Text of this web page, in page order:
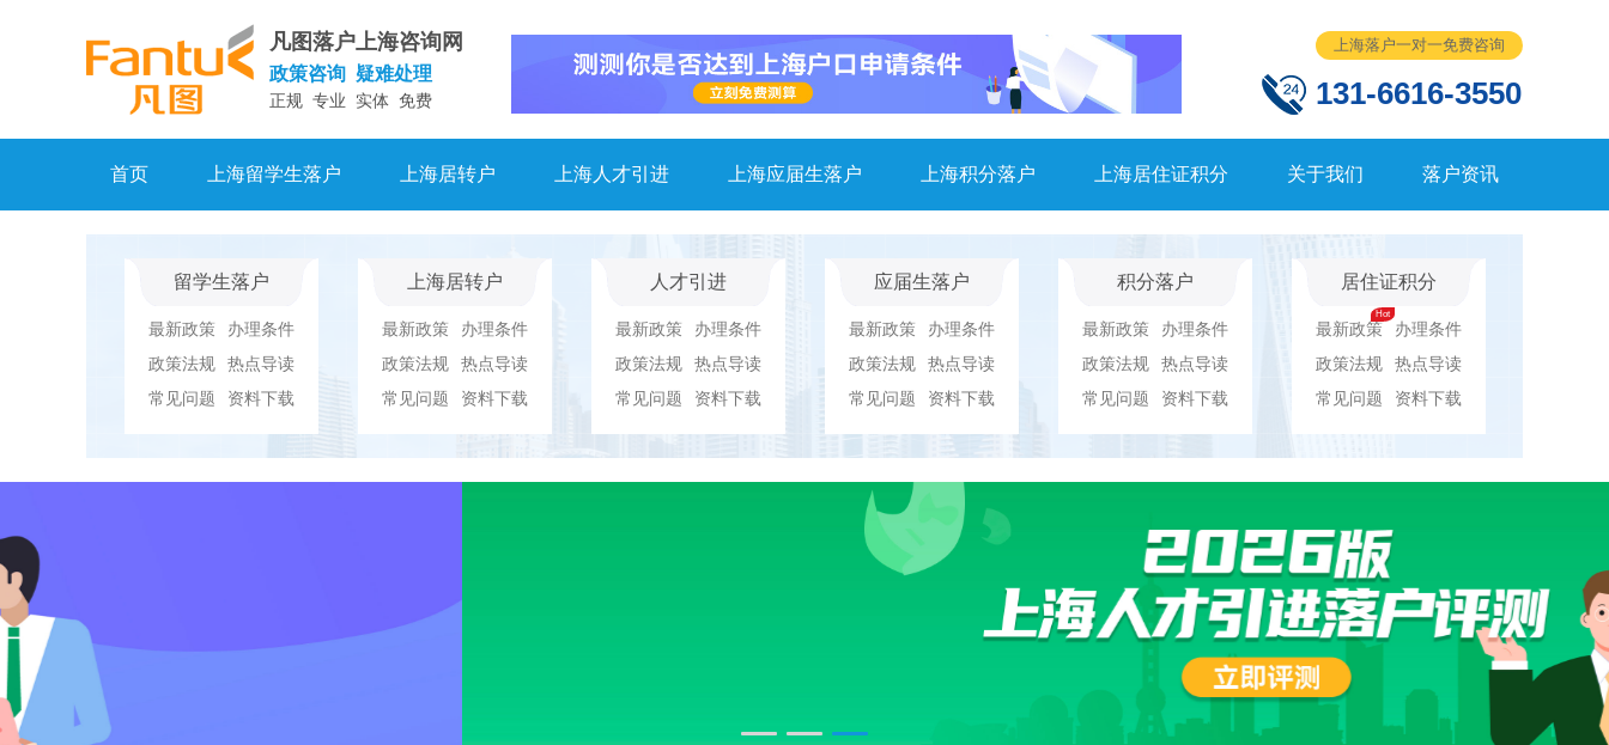
凡图落户上海咨询网
政策咨询 疑难处理
正规 专业 实体 免费
上海落户一对一免费咨询
131-6616-3550
首页 上海留学生落户 上海居转户 上海人才引进 上海应届生落户 上海积分落户 上海居住证积分 关于我们 落户资讯
留学生落户
最新政策
办理条件
政策法规
热点导读
常见问题
资料下载
上海居转户
最新政策
办理条件
政策法规
热点导读
常见问题
资料下载
人才引进
最新政策
办理条件
政策法规
热点导读
常见问题
资料下载
应届生落户
最新政策
办理条件
政策法规
热点导读
常见问题
资料下载
积分落户
最新政策
办理条件
政策法规
热点导读
常见问题
资料下载
居住证积分
最新政策
办理条件
政策法规
热点导读
常见问题
资料下载